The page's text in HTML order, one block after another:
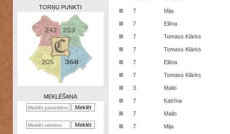
Zināšanu
TORŅU PUNKTI
MEKLĒŠANA
■ 7 Mija
■ 7 Eilīna
■ 7 Tomass Klārks
■ 7 Tomass Klārks
■ 7 Eilīna
■ 7 Tomass Klārks
■ 3 Mailo
■ 7 Katrīna
■ 7 Mailo
■ 7 Mija